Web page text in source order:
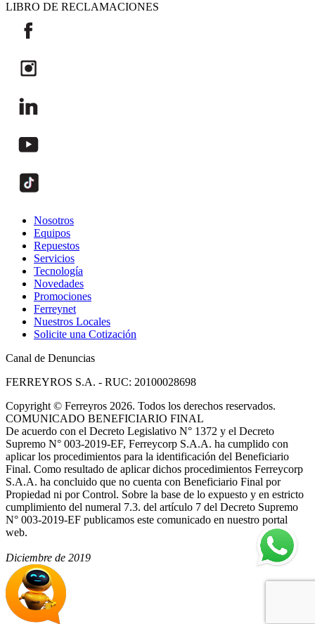
LIBRO DE RECLAMACIONES
Nosotros
Equipos
Repuestos
Servicios
Tecnología
Novedades
Promociones
Ferreynet
Nuestros Locales
Solicite una Cotización
Canal de Denuncias
FERREYROS S.A. - RUC: 20100028698
Copyright © Ferreyros 2026. Todos los derechos reservados.
COMUNICADO BENEFICIARIO FINAL
De acuerdo con el Decreto Legislativo N° 1372 y el Decreto
Supremo N° 003-2019-EF, Ferreycorp S.A.A. ha cumplido con
aplicar los procedimientos para la identificación del Beneficiario
Final. Como resultado de aplicar dichos procedimientos Ferreycorp
S.A.A. ha concluido que no cuenta con Beneficiario Final por
Propiedad ni por Control. Sobre la base de lo expuesto y en estricto
cumplimiento del numeral 7.3. del artículo 7 del Decreto Supremo
N° 003-2019-EF publicamos este comunicado en nuestro portal
web.
Diciembre de 2019